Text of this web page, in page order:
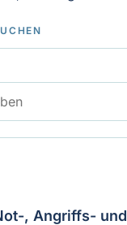
, Angriffs-